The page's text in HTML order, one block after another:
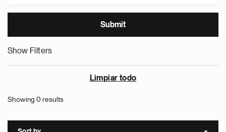
Show Filters
Limpiar todo
Showing 0 results